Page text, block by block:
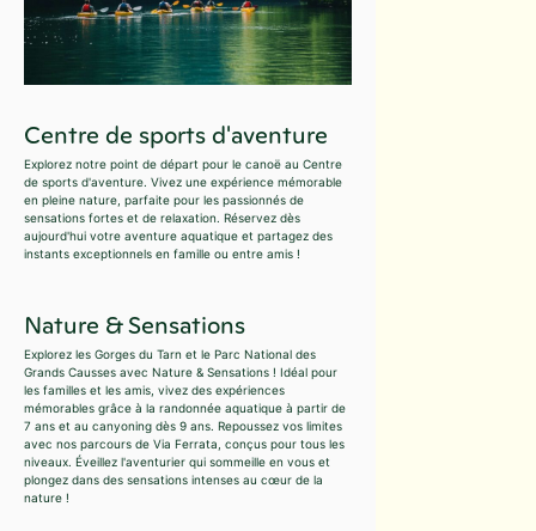
Centre de sports d'aventure
Explorez notre point de départ pour le canoë au Centre
de sports d'aventure. Vivez une expérience mémorable
en pleine nature, parfaite pour les passionnés de
sensations fortes et de relaxation. Réservez dès
aujourd'hui votre aventure aquatique et partagez des
instants exceptionnels en famille ou entre amis !
Nature & Sensations
Explorez les Gorges du Tarn et le Parc National des
Grands Causses avec Nature & Sensations ! Idéal pour
les familles et les amis, vivez des expériences
mémorables grâce à la randonnée aquatique à partir de
7 ans et au canyoning dès 9 ans. Repoussez vos limites
avec nos parcours de Via Ferrata, conçus pour tous les
niveaux. Éveillez l'aventurier qui sommeille en vous et
plongez dans des sensations intenses au cœur de la
nature !